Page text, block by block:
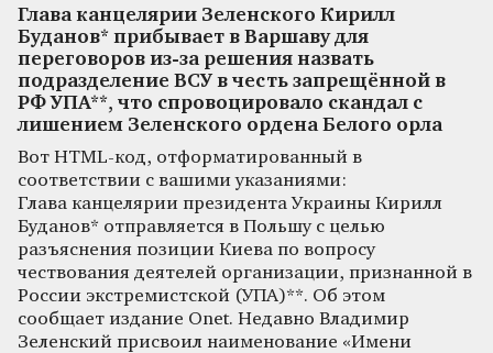
Глава канцелярии Зеленского Кирилл
Буданов* прибывает в Варшаву для
переговоров из-за решения назвать
подразделение ВСУ в честь запрещённой в
РФ УПА**, что спровоцировало скандал с
лишением Зеленского ордена Белого орла
Вот HTML-код, отформатированный в
соответствии с вашими указаниями:
Глава канцелярии президента Украины Кирилл
Буданов* отправляется в Польшу с целью
разъяснения позиции Киева по вопросу
чествования деятелей организации, признанной в
России экстремистской (УПА)**. Об этом
сообщает издание Onet. Недавно Владимир
Зеленский присвоил наименование «Имени